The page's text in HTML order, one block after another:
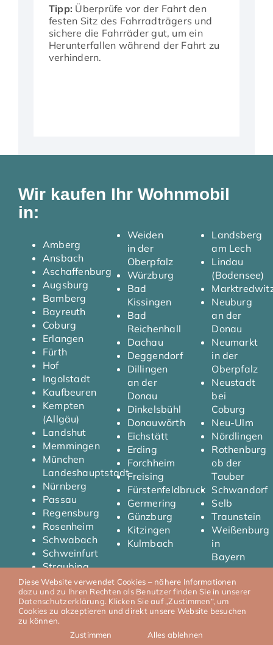
Tipp: Überprüfe vor der Fahrt den
festen Sitz des Fahrradträgers und
sichere die Fahrräder gut, um ein
Herunterfallen während der Fahrt zu
verhindern.
Wir kaufen Ihr Wohnmobil
in:
Amberg
Ansbach
Aschaffenburg
Augsburg
Bamberg
Bayreuth
Coburg
Erlangen
Fürth
Hof
Ingolstadt
Kaufbeuren
Kempten
(Allgäu)
Landshut
Memmingen
München
Landeshauptstadt
Nürnberg
Passau
Regensburg
Rosenheim
Schwabach
Schweinfurt
Straubing
Weiden
in der
Oberpfalz
Würzburg
Bad
Kissingen
Bad
Reichenhall
Dachau
Deggendorf
Dillingen
an der
Donau
Dinkelsbühl
Donauwörth
Eichstätt
Erding
Forchheim
Freising
Fürstenfeldbruck
Germering
Günzburg
Kitzingen
Kulmbach
Landsberg
am Lech
Lindau
(Bodensee)
Neuburg
an der
Donau
Neumarkt
in der
Oberpfalz
Neustadt
bei
Coburg
Neu-Ulm
Nördlingen
Rothenburg
ob der
Tauber
Schwandorf
Selb
Traunstein
Weißenburg
in
Bayern
© 2026 T.Y Automobile IImpressumIDatenschutz
Diese Website verwendet Cookies – nähere Informationen
dazu und zu Ihren Rechten als Benutzer finden Sie in unserer
Datenschutzerklärung. Klicken Sie auf „Zustimmen“, um
Cookies zu akzeptieren und direkt unsere Website besuchen
zu können.
Zustimmen
Alles ablehnen